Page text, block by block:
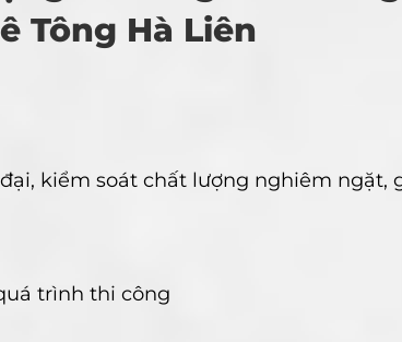
Tông Hà Liên
kiểm soát chất lượng nghiêm ngặt,
trình thi công